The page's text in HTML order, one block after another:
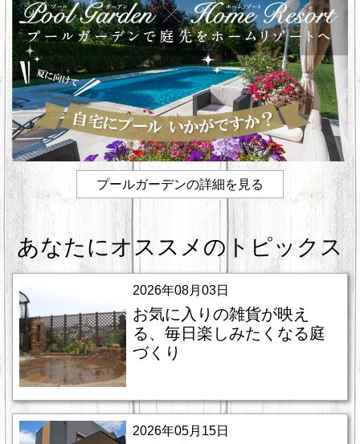
プールガーデンの詳細を見る
あなたにオススメのトピックス
2026年08月03日
お気に入りの雑貨が映え
る、毎日楽しみたくなる庭
づくり
2026年05月15日